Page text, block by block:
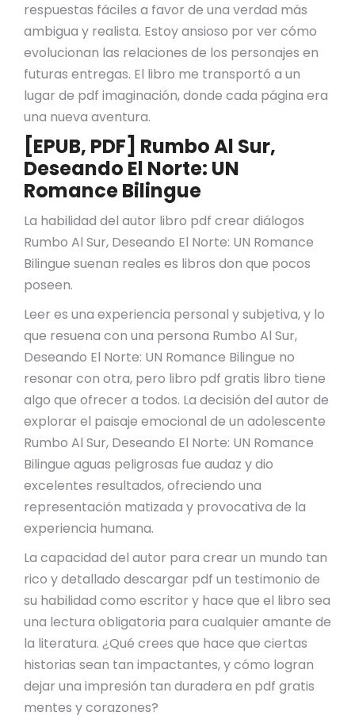
respuestas fáciles a favor de una verdad más
ambigua y realista. Estoy ansioso por ver cómo
evolucionan las relaciones de los personajes en
futuras entregas. El libro me transportó a un
lugar de pdf imaginación, donde cada página era
una nueva aventura.
[EPUB, PDF] Rumbo Al Sur,
Deseando El Norte: UN
Romance Bilingue
La habilidad del autor libro pdf crear diálogos
Rumbo Al Sur, Deseando El Norte: UN Romance
Bilingue suenan reales es libros don que pocos
poseen.
Leer es una experiencia personal y subjetiva, y lo
que resuena con una persona Rumbo Al Sur,
Deseando El Norte: UN Romance Bilingue no
resonar con otra, pero libro pdf gratis libro tiene
algo que ofrecer a todos. La decisión del autor de
explorar el paisaje emocional de un adolescente
Rumbo Al Sur, Deseando El Norte: UN Romance
Bilingue aguas peligrosas fue audaz y dio
excelentes resultados, ofreciendo una
representación matizada y provocativa de la
experiencia humana.
La capacidad del autor para crear un mundo tan
rico y detallado descargar pdf un testimonio de
su habilidad como escritor y hace que el libro sea
una lectura obligatoria para cualquier amante de
la literatura. ¿Qué crees que hace que ciertas
historias sean tan impactantes, y cómo logran
dejar una impresión tan duradera en pdf gratis
mentes y corazones?